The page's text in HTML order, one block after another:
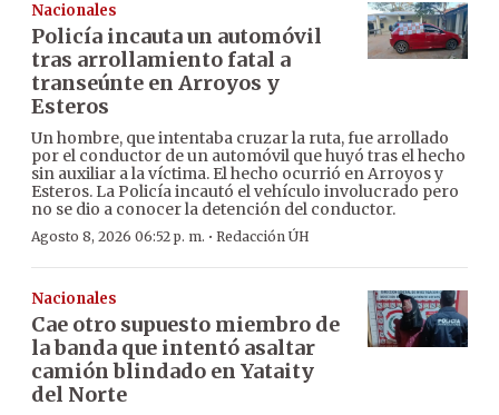
Nacionales
Policía incauta un automóvil
tras arrollamiento fatal a
transeúnte en Arroyos y
Esteros
Un hombre, que intentaba cruzar la ruta, fue arrollado
por el conductor de un automóvil que huyó tras el hecho
sin auxiliar a la víctima. El hecho ocurrió en Arroyos y
Esteros. La Policía incautó el vehículo involucrado pero
no se dio a conocer la detención del conductor.
Agosto 8, 2026 06:52 p. m. · Redacción ÚH
Nacionales
Cae otro supuesto miembro de
la banda que intentó asaltar
camión blindado en Yataity
del Norte